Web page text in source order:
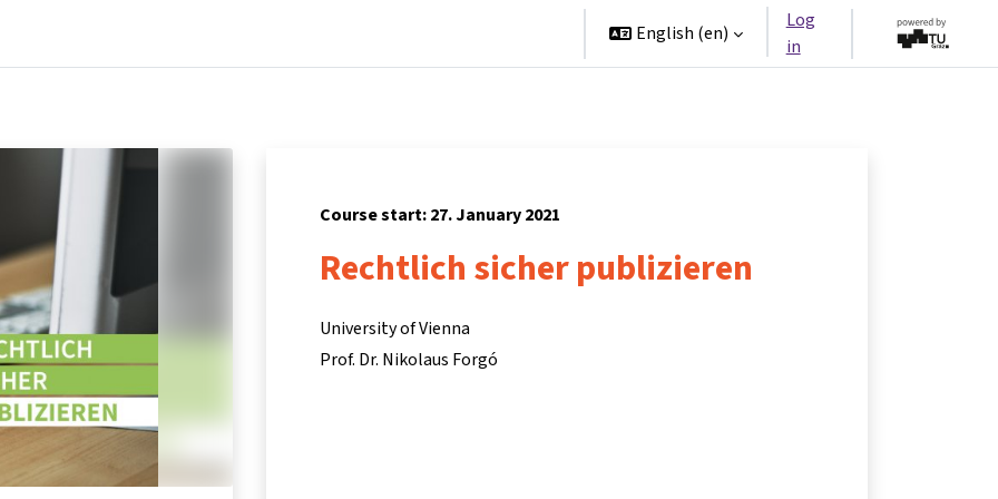
English ‎(en)‎
Log
in
Course start: 27. January 2021
Rechtlich sicher publizieren
University of Vienna
Prof. Dr. Nikolaus Forgó